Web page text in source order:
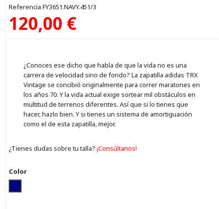
Referencia FY3651.NAVY.451/3
120,00 €
¿Conoces ese dicho que habla de que la vida no es una
carrera de velocidad sino de fondo? La zapatilla adidas TRX
Vintage se concibió originalmente para correr maratones en
los años 70. Y la vida actual exige sortear mil obstáculos en
multitud de terrenos diferentes. Así que si lo tienes que
hacer, hazlo bien. Y si tienes un sistema de amortiguación
como el de esta zapatilla, mejor.
¿Tienes dudas sobre tu talla? ¡Consúltanos!
Color